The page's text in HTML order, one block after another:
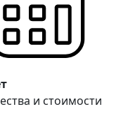
и стоимости